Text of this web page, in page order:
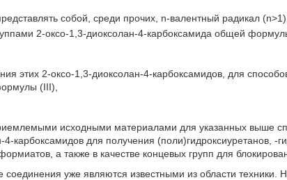
собой, среди прочих, n-валентный радикал
2-оксо-1,3-диоксолан-4-карбоксамида общей
этих 2-оксо-1,3-диоксолан-4-карбоксамидов, для
(III),
исходными материалами для указанных выше
4-карбоксамидов для получения (поли)гидроксиуретанов, -
а также в качестве концевых групп для
соединения уже являются известными из области